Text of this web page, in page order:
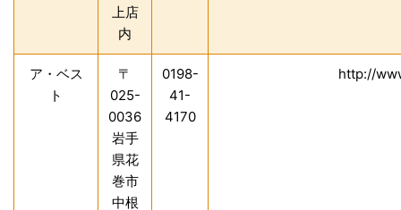
上店
内
ア・ベス
ト
〒
025-
0036
岩手
県花
巻市
中根
0198-
41-
4170
http://